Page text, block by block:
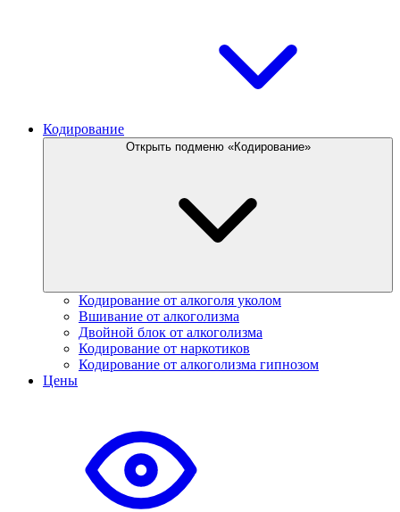
Кодирование
Открыть подменю «Кодирование»
Кодирование от алкоголя уколом
Вшивание от алкоголизма
Двойной блок от алкоголизма
Кодирование от наркотиков
Кодирование от алкоголизма гипнозом
Цены